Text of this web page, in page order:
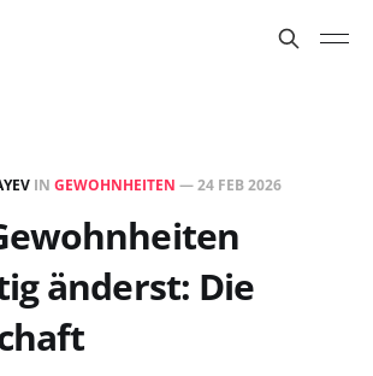
IN GEWOHNHEITEN —24 FEB 2026
änderst: Die